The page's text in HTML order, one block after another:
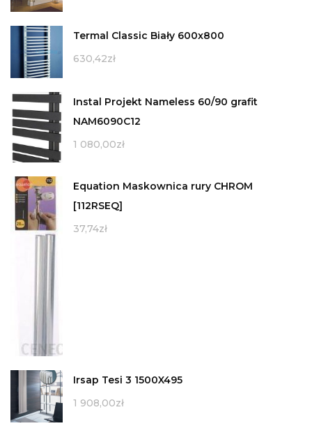
Termal Classic Biały 600x800
630,42zł
Instal Projekt Nameless 60/90 grafit
NAM6090C12
1 080,00zł
Equation Maskownica rury CHROM
[112RSEQ]
37,74zł
Irsap Tesi 3 1500X495
1 908,00zł